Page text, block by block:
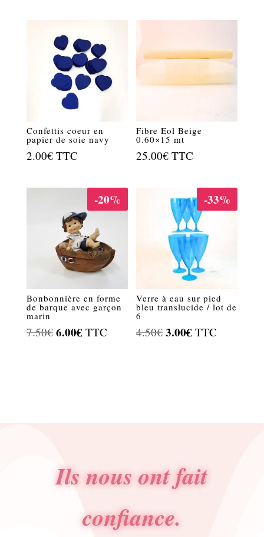
Confettis coeur en
papier de soie navy
2.00€ TTC
Fibre Eol Beige
0.60×15 mt
25.00€ TTC
-20%
Bonbonnière en forme
de barque avec garçon
marin
7.50€ Le
6.00€Le
TTC
-33%
Verre à eau sur pied
bleu translucide / lot de
6
4.50€ Le
3.00€ Le
TTC
Ils nous ont fait
confiance.